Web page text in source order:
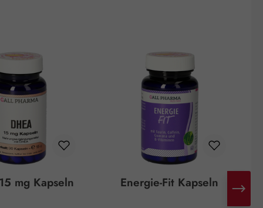
mg Kapseln Energie-Fit Kapseln